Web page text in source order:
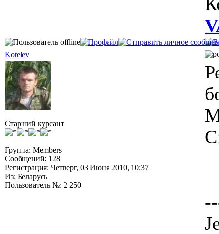
Kotelev
Старший курсант
Группа: Members
Сообщений: 128
Регистрация: Четверг, 03 Июня 2010, 10:37
Из: Беларусь
Пользователь №: 2 250